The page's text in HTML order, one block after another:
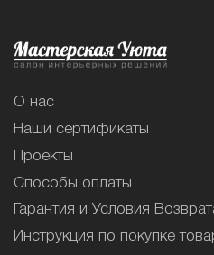
О нас
Наши сертификаты
Проекты
Способы оплаты
Гарантия и Условия
Инструкция по покупке